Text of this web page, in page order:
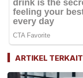
ARTIKEL TERKAIT